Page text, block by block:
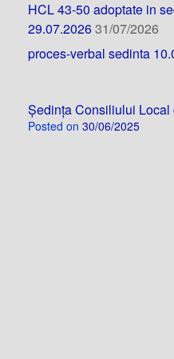
HCL 43-50 adoptate in
29.07.202631/07/2026
proces-verbal sedinta
Ședința Consiliului Local
Posted on 30/06/2025